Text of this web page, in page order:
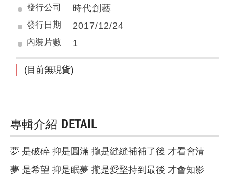
發行公司
時代創藝
發行日期 2017/12/24
內裝片數 1
(目前無現貨)
專輯介紹 DETAIL
夢 是破碎 抑是圓滿 攏是縫縫補補了後 才看會清
夢 是希望 抑是眠夢 攏是愛堅持到最後 才會知影